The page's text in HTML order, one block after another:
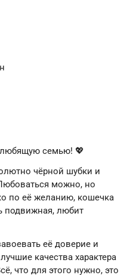
семью! 💖
чёрной шубки и
можно, но
по её желанию, кошечка
подвижная, любит
её доверие и
качества характера
что для этого нужно, это